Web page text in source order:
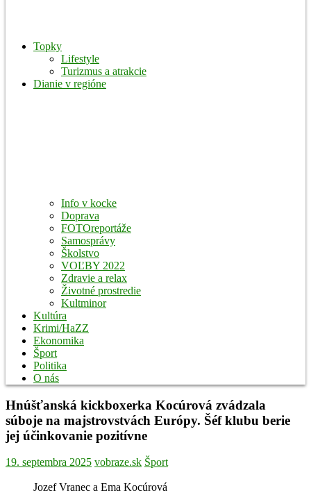
Topky
Lifestyle
Turizmus a atrakcie
Dianie v regióne
Info v kocke
Doprava
FOTOreportáže
Samosprávy
Školstvo
VOĽBY 2022
Zdravie a relax
Životné prostredie
Kultminor
Kultúra
Krimi/HaZZ
Ekonomika
Šport
Politika
O nás
Hnúšťanská kickboxerka Kocúrová zvádzala
súboje na majstrovstvách Európy. Šéf klubu berie
jej účinkovanie pozitívne
19. septembra 2025 vobraze.sk Šport
Jozef Vranec a Ema Kocúrová